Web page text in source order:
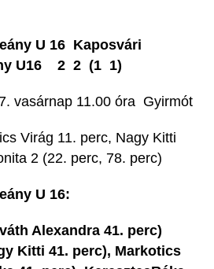
U 16  Kaposvári
U16 2  2 (1  1)
vasárnap 11.00 óra  Gyirmót
Virág 11. perc, Nagy Kitti
2 (22. perc, 78. perc)
U 16:
Alexandra 41. perc) 
Kitti 41. perc), Markotics